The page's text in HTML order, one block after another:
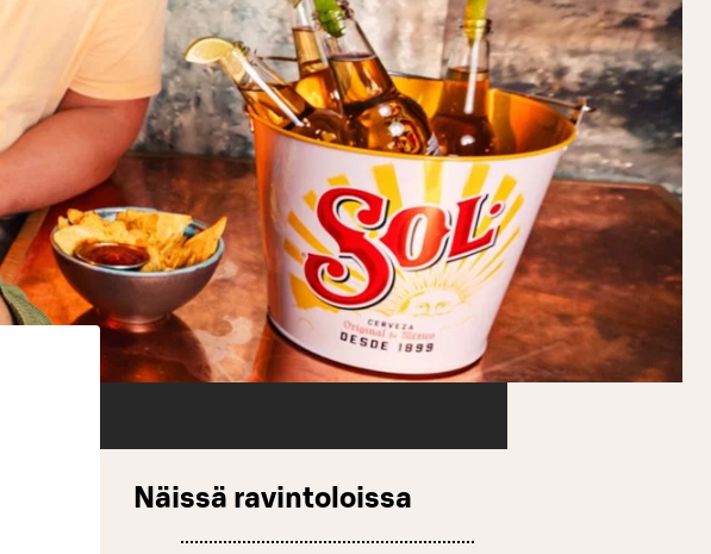
Näissä ravintoloissa